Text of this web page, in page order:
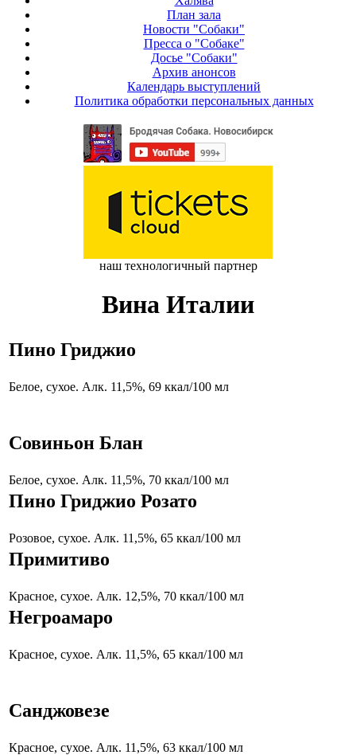
План зала
Новости "Собаки"
Пресса о "Собаке"
Досье "Собаки"
Архив анонсов
Календарь выступлений
Политика обработки персональных данных
наш технологичный партнер
Вина Италии
Пино Гриджио
Белое, сухое. Алк. 11,5%, 69 ккал/100 мл
Совиньон Блан
Белое, сухое. Алк. 11,5%, 70 ккал/100 мл
Пино Гриджио Розато
Розовое, сухое. Алк. 11,5%, 65 ккал/100 мл
Примитиво
Красное, сухое. Алк. 12,5%, 70 ккал/100 мл
Негроамаро
Красное, сухое. Алк. 11,5%, 65 ккал/100 мл
Санджовезе
Красное, сухое. Алк. 11,5%, 63 ккал/100 мл